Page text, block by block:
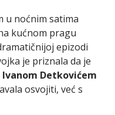
u noćnim satima
kućnom pragu
epizodi
je priznala da je
Ivanom Detkovićem
osvojiti, već s